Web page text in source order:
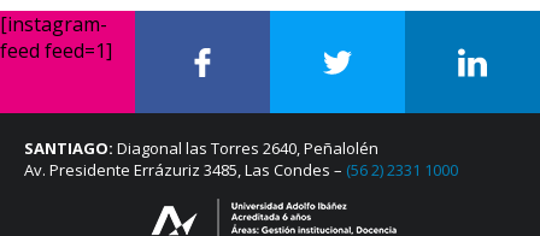
[instagram-
feed feed=1]
SANTIAGO: Diagonal las Torres 2640, Peñalolén
Av. Presidente Errázuriz 3485, Las Condes – (56 2) 2331 1000